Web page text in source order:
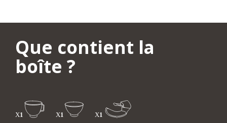
Que contient la
boîte ?